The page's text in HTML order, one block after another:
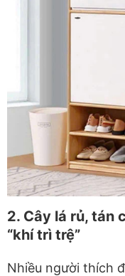
2. Cây lá rủ, tán
“khí trì trệ”
Nhiều người thích